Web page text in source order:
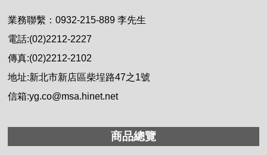
業務聯繫：0932-215-889 李先生
電話:(02)2212-2227
傳真:(02)2212-2102
地址:新北市新店區柴埕路47之1號
信箱:yg.co@msa.hinet.net
商品總覽